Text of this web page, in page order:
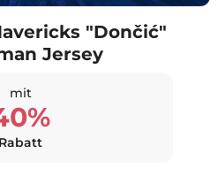
"Dončić"
Jersey
mit
Rabatt